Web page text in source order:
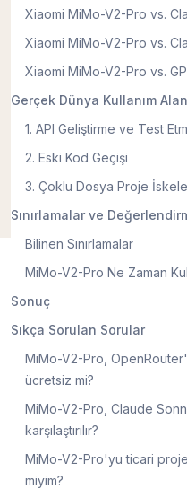
Xiaomi MiMo-V2-Pro vs.
Xiaomi MiMo-V2-Pro vs.
Xiaomi MiMo-V2-Pro vs.
Gerçek Dünya Kullanım
1. API Geliştirme ve Test
2. Eski Kod Geçişi
3. Çoklu Dosya Proje
Sınırlamalar ve
Bilinen Sınırlamalar
MiMo-V2-Pro Ne Zaman
Sonuç
Sıkça Sorulan Sorular
MiMo-V2-Pro,
ücretsiz mi?
MiMo-V2-Pro, Claude
karşılaştırılır?
MiMo-V2-Pro'yu ticari
miyim?